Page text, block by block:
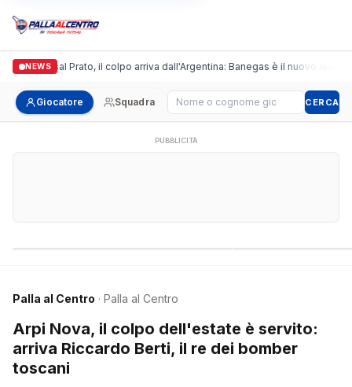
NEWS
Futsal Prato, il colpo arriva dall'Argentina: Banegas è il nuovo leader dei
Giocatore Squadra Cerca giocatore CERCA
PUBBLICITÀ
Palla al Centro · Palla al Centro
Arpi Nova, il colpo dell'estate è servito:
arriva Riccardo Berti, il re dei bomber
toscani